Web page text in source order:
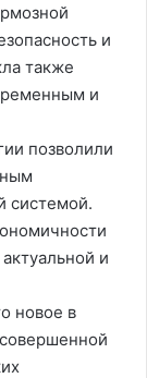
и
также
и
позволили
системой.
и
новое в